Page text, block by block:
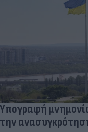
Υπογραφή
την